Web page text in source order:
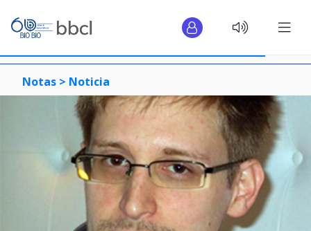
Notas > Noticia